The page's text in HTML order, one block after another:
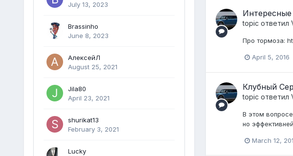
July 13, 2023
Brassinho
June 8, 2023
АлексейЛ
August 25, 2021
Jila80
April 23, 2021
shurikat13
February 3, 2021
Lucky
topic ответил
Про тормоза:
April 5, 2016
Клубный
topic ответил
В этом
но
March 12,